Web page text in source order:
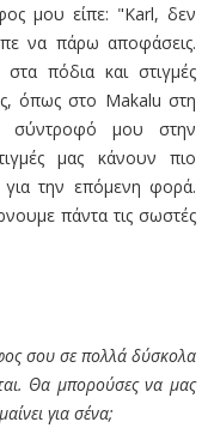
μου είπε: "Karl, δεν
να πάρω αποφάσεις.
πόδια και στιγμές
όπως στο Makalu στη
μου στην
μας κάνουν πιο
την επόμενη φορά.
πάντα τις σωστές
σου σε πολλά δύσκολα
. Θα μπορούσες να μας
για σένα;